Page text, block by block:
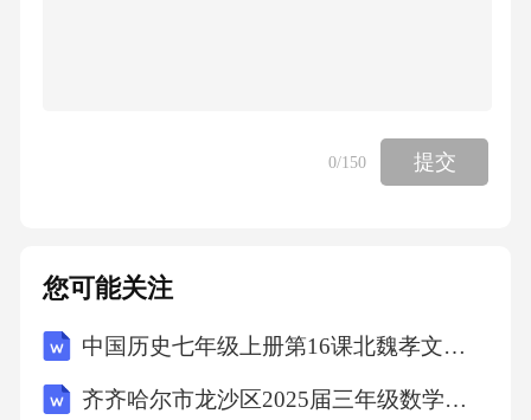
现为对手术/药物治疗适应症不明确，对治疗期
症状认知短板多数患者对异位妊娠症状识别能
期干预。2.2患者的心理需求评估患者负面情绪
表现临床观察显示，异位妊娠患者普遍存在焦
0/150 提交
您可能关注
中国历史七年级上册第16课北魏孝文帝改革教学设计
齐齐哈尔市龙沙区2025届三年级数学下学期期末调研模拟试题含解析